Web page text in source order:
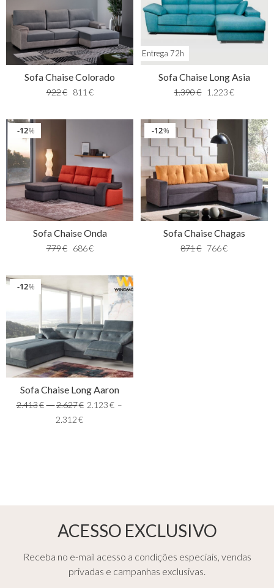
Sofa Chaise Colorado
922€ 811 €
Entrega 72h
Sofa Chaise Long Asia
1.390€ 1.223 €
%
12
Sofa Chaise Onda
779€ 686€
%
12
Sofa Chaise Chagas
871€ 766€
%
12
Sofa Chaise Long Aaron
2.413€ –2.627€ 2.123€ –
2.312€
ACESSO EXCLUSIVO
Receba no e-mail acesso a condições especiais, vendas
privadas e campanhas exclusivas.